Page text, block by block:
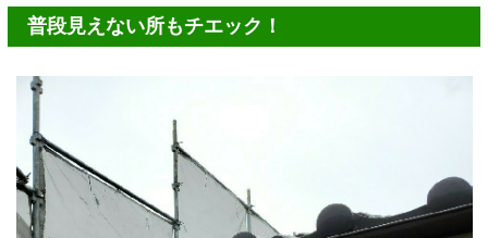
普段見えない所もチエック！